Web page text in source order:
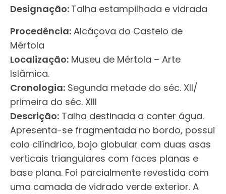
Designação: Talha estampilhada e vidrada
Procedência: Alcáçova do Castelo de
Mértola
Localização: Museu de Mértola – Arte
Islâmica.
Cronologia: Segunda metade do séc. XII/
primeira do séc. XIII
Descrição: Talha destinada a conter água.
Apresenta-se fragmentada no bordo, possui
colo cilíndrico, bojo globular com duas asas
verticais triangulares com faces planas e
base plana. Foi parcialmente revestida com
uma camada de vidrado verde exterior. A